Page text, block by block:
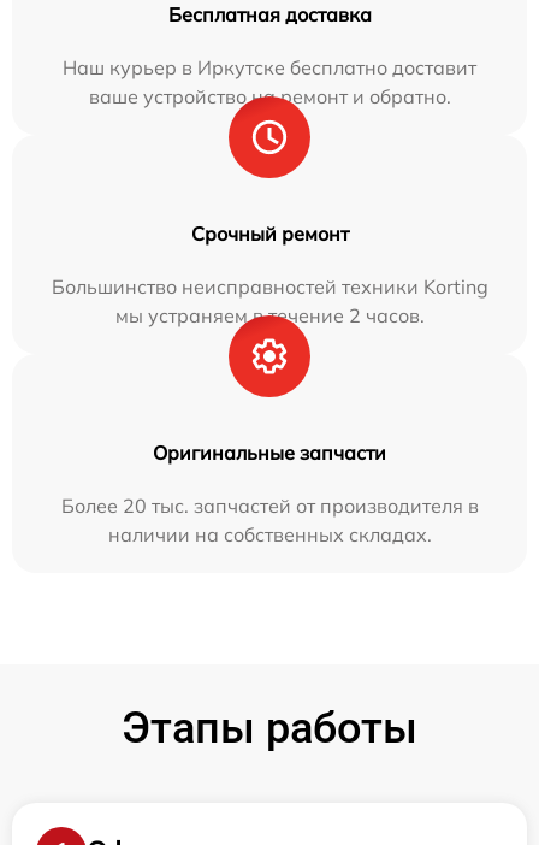
Бесплатная доставка
Наш курьер в Иркутске бесплатно доставит
ваше устройство на ремонт и обратно.
Срочный ремонт
Большинство неисправностей техники Korting
мы устраняем в течение 2 часов.
Оригинальные запчасти
Более 20 тыс. запчастей от производителя в
наличии на собственных складах.
Этапы работы